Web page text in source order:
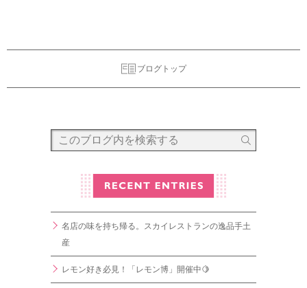
ブログトップ
名店の味を持ち帰る。スカイレストランの逸品手土
産
レモン好き必見！「レモン博」開催中🍋